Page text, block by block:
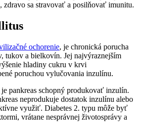
zdravo sa stravovať a posilňovať imunitu.
ochorenie, je chronická porucha
tukov a bielkovín. Jej najvýraznejším
hladiny cukru v krvi
poruchou vylučovania inzulínu.
pankreas schopný produkovať inzulín.
neprodukuje dostatok inzulínu alebo
využiť. Diabetes 2. typu môže byť
vrátane nesprávnej životosprávy a